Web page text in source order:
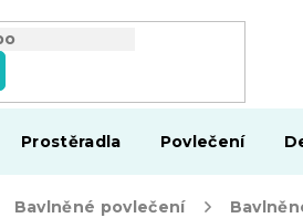
Prostěradla Povlečení
Bavlněné povlečení